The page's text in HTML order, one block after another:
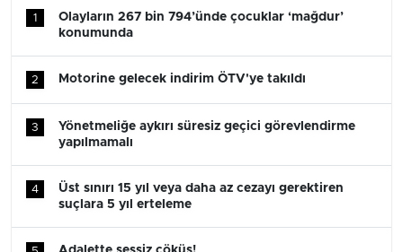
1
Olayların 267 bin 794’ünde çocuklar ‘mağdur’
konumunda
2 Motorine gelecek indirim ÖTV'ye takıldı
3
Yönetmeliğe aykırı süresiz geçici görevlendirme
yapılmamalı
4
Üst sınırı 15 yıl veya daha az cezayı gerektiren
suçlara 5 yıl erteleme